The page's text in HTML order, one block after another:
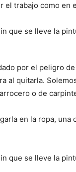
el trabajo como en
por el peligro
al quitarla.
o de
en la ropa,